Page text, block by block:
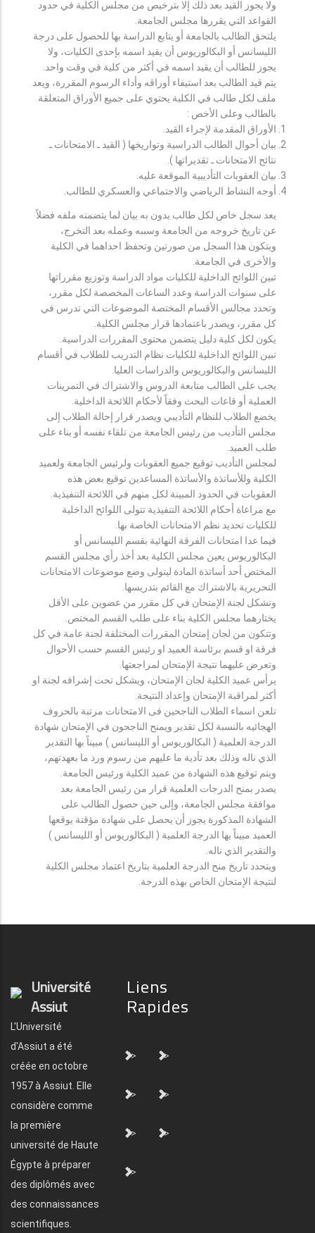
ولا يجوز القيد بعد ذلك إلا بترخيص من مجلس الكلية في حدود
القواعد التي يقررها مجلس الجامعة.
يلتحق الطالب بالجامعة أو يتابع الدراسة بها للحصول على درجة
الليسانس أو البكالوريوس أن يقيد اسمه بإحدى الكليات، ولا
يجوز للطالب أن يقيد اسمه في أكثر من كلية في وقت واحد.
يتم قيد الطالب بعد استيفاء أوراقه وأداء الرسوم المقررة، ويعد
ملف لكل طالب في الكلية يحتوي على جميع الأوراق المتعلقة
بالطالب وعلى الأخص :
الأوراق المقدمة لإجراء القيد.
بيان أحوال الطالب الدراسية وتواريخها ( القيد ـ الامتحانات ـ
نتائح الامتحانات ـ تقديراتها ).
بيان العقوبات التأديبية الموقعة عليه.
أوجه النشاط الرياضي والاجتماعي والعسكري للطالب.
يعد سجل خاص لكل طالب يدون به بيان لما يتضمنه ملفه فضلاً
عن تاريخ خروجه من الجامعة وسببه وعمله بعد التخرج،
ويتكون هذا السجل من صورتين وتحفظ احداهما في الكلية
والأخرى في الجامعة.
تبين اللوائح الداخلية للكليات مواد الدراسة وتوزيع مقرراتها
على سنوات الدراسة وعدد الساعات المخصصة لكل مقرر،
وتحدد مجالس الأقسام المختصة الموضوعات التي تدرس في
كل مقرر، ويصدر باعتمادها قرار مجلس الكلية.
يكون لكل كلية دليل يتضمن محتوى المقررات الدراسية.
تبين اللوائح الداخلية للكليات نظام التدريب للطلاب في أقسام
الليسانس والبكالوريوس والدراسات العليا.
يجب على الطالب متابعة الدروس والاشتراك في التمرينات
العملية أو قاعات البحث وفقاً لأحكام اللائحة الداخلية.
يخضع الطلاب للنظام التأديبي ويصدر قرار إحالة الطلاب إلى
مجلس التأديب من رئيس الجامعة من تلقاء نفسه أو بناء على
طلب العميد.
لمجلس التأديب توقيع جميع العقوبات ولرئيس الجامعة ولعميد
الكلية وللأساتذة والأساتذة المساعدين توقيع بعض هذه
العقوبات في الحدود المبينة لكل منهم في اللائحة التنفيذية.
مع مراعاة أحكام اللائحة التنفيذية تتولى اللوائح الداخلية
للكليات تحديد نظم الامتحانات الخاصة بها.
فيما عدا امتحانات الفرقة النهائية بقسم الليسانس أو
البكالوريوس يعين مجلس الكلية بعد أخذ رأي مجلس القسم
المختص أحد أساتذة المادة ليتولى وضع موضوعات الامتحانات
التحريرية بالاشتراك مع القائم بتدريسها.
وتشكل لجنة الإمتحان في كل مقرر من عضوين على الأقل
يختارهما مجلس الكلية بناء على طلب القسم المختص.
وتتكون من لجان إمتحان المقررات المختلفة لجنة عامة في كل
فرقة او قسم برئاسة العميد او رئيس القسم حسب الأحوال
وتعرض عليهما نتيجة الإمتحان لمراجعتها.
يرأس عميد الكلية لجان الإمتحان، ويشكل تحت إشرافه لجنة او
أكثر لمراقبة الإمتحان وإعداد النتيجة.
تلعن اسماء الطلاب الناجحين فى الامتحانات مرتبة بالحروف
الهجائيه بالنسبة لكل تقدير ويمنح الناجحون في الإمتحان شهادة
الدرجة العلمية ( البكالوريوس أو الليسانس ) مبيناً بها التقدير
الذي ناله وذلك بعد تأدية ما عليهم من رسوم ورد ما بعهدتهم،
ويتم توقيع هذه الشهادة من عميد الكلية ورئيس الجامعة.
يصدر بمنح الدرجات العلمية قرار من رئيس الجامعة بعد
موافقة مجلس الجامعة، وإلى حين حصول الطالب على
الشهادة المذكورة يجوز أن يحصل على شهادة مؤقتة يوقعها
العميد مبيناً بها الدرجة العلمية ( البكالوريوس أو الليسانس )
والتقدير الذي ناله.
ويتحدد تاريخ منح الدرجة العلمية بتاريخ اعتماد مجلس الكلية
لنتيجة الإمتحان الخاص بهذه الدرجة.
Université
Assiut
L'Université
d'Assiut a été
créée en octobre
1957 à Assiut. Elle
considère comme
la première
université de Haute
Égypte à préparer
des diplômés avec
des connaissances
scientifiques.
Liens
Rapides
"> ">
"> ">
"> ">
">